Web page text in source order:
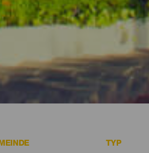
auf La Gomera
einfach dem Nichtstun frönen möchtest:
selbstverständlich auch Unterkünfte an
müssen. Entdecke einige der besten
TYP